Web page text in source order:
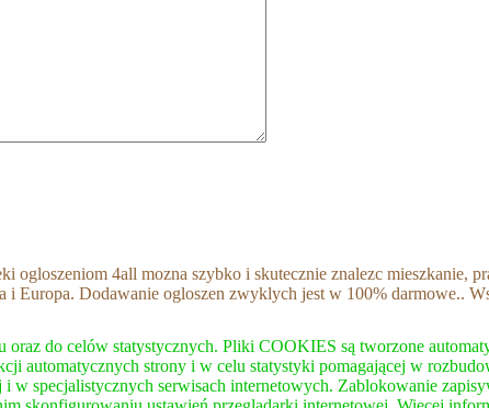
4all mozna szybko i skutecznie znalezc mieszkanie,
Europa. Dodawanie ogloszen zwyklych jest w 100% darmowe..
do celów statystycznych. Pliki COOKIES są tworzone
automatycznych strony i w celu statystyki pomagającej w
w specjalistycznych serwisach internetowych. Zablokowanie